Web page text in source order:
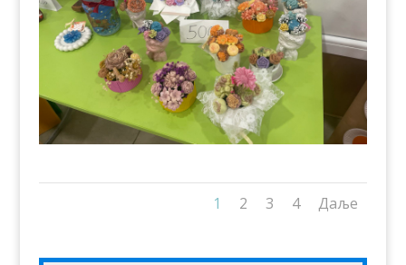
1 2 3 4 Даље